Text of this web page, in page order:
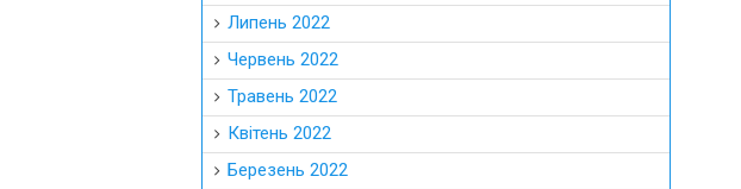
Липень 2022
Червень 2022
Травень 2022
Квітень 2022
Березень 2022